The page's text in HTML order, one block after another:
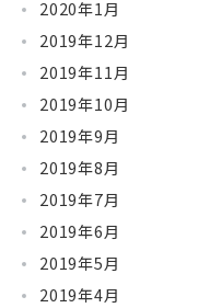
2020年1月
2019年12月
2019年11月
2019年10月
2019年9月
2019年8月
2019年7月
2019年6月
2019年5月
2019年4月